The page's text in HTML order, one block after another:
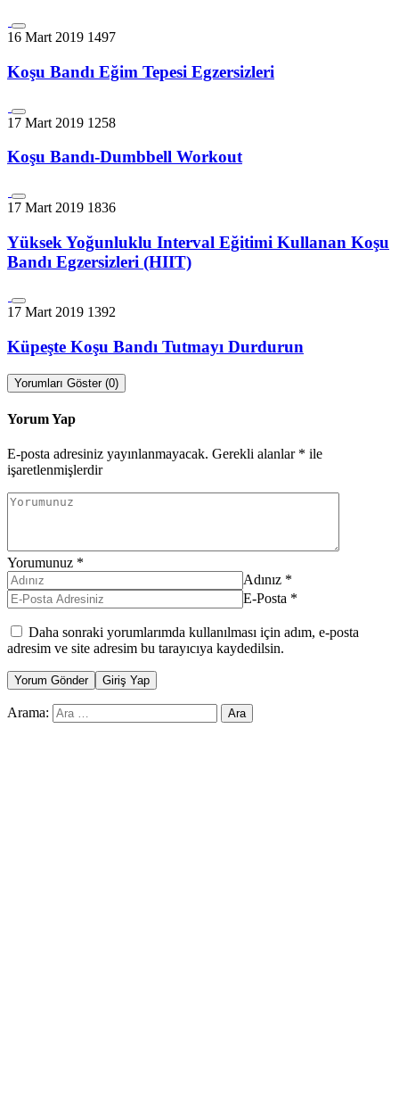
16 Mart 2019 1497
Koşu Bandı Eğim Tepesi Egzersizleri
17 Mart 2019 1258
Koşu Bandı-Dumbbell Workout
17 Mart 2019 1836
Yüksek Yoğunluklu Interval Eğitimi Kullanan Koşu
Bandı Egzersizleri (HIIT)
17 Mart 2019 1392
Küpeşte Koşu Bandı Tutmayı Durdurun
Yorumları Göster (0)
Yorum Yap
E-posta adresiniz yayınlanmayacak. Gerekli alanlar * ile
işaretlenmişlerdir
Yorumunuz *
Adınız *
E-Posta *
Daha sonraki yorumlarımda kullanılması için adım, e-posta
adresim ve site adresim bu tarayıcıya kaydedilsin.
Yorum Gönder Giriş Yap
Arama: